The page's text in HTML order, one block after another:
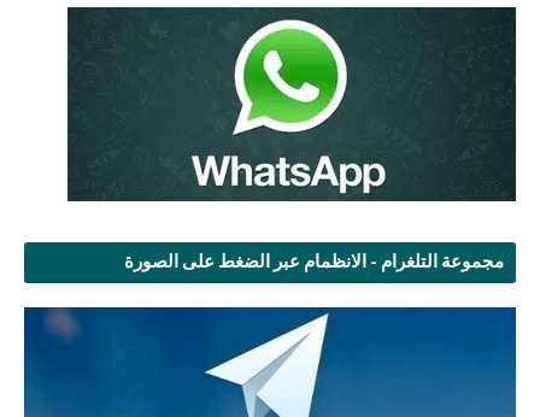
مجموعة التلغرام - الانظمام عبر الضغط على الصورة